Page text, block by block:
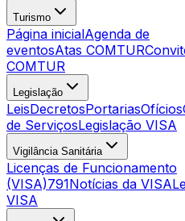
Turismo
Página inicialAgenda de
eventosAtas COMTUR
COMTUR
Legislação
LeisDecretosPortariasOfícios
de ServiçosLegislação VISA
Vigilância Sanitária
Licenças de Funcionamento
(VISA)791Notícias da VISA
VISA